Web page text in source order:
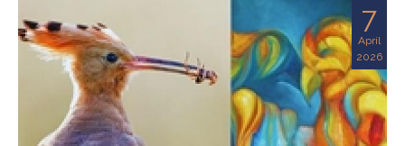
7
April
2026